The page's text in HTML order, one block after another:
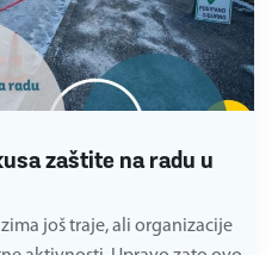
zaštite na radu u
još traje, ali organizacije